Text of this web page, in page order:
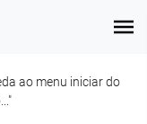
ao menu iniciar do